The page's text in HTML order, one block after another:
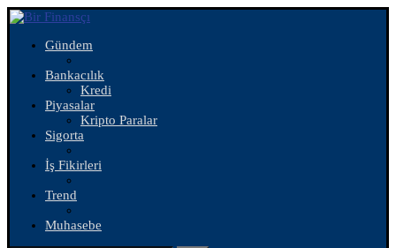
Gündem
Bankacılık
Kredi
Piyasalar
Kripto Paralar
Sigorta
İş Fikirleri
Trend
Muhasebe